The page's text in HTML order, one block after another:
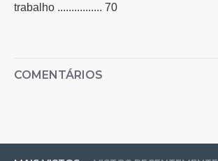
trabalho ................ 70
COMENTÁRIOS